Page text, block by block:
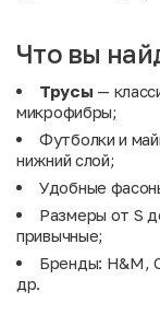
Что вы
Трусы —
микрофибры;
Футболки и
нижний слой;
Удобные
Размеры от S
привычные;
Бренды: H&M,
др.